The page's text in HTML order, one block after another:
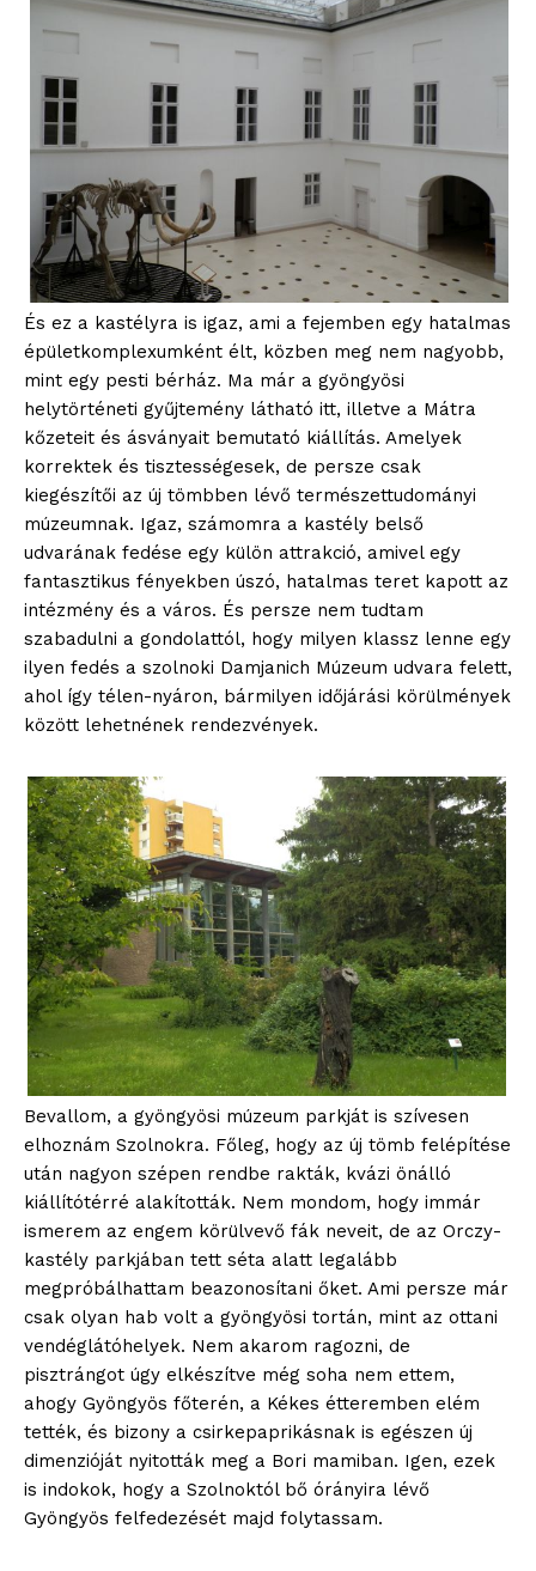
blogSZOLNOK
szubjektív élményportál
ELŐFIZETÉS
Hasznos
bSZ fiók
Előfizetés
Kapcsolat
Adatkezelési tájékoztató
És ez a kastélyra is igaz, ami a fejemben egy hatalmas
épületkomplexumként élt, közben meg nem nagyobb,
mint egy pesti bérház. Ma már a gyöngyösi
helytörténeti gyűjtemény látható itt, illetve a Mátra
kőzeteit és ásványait bemutató kiállítás. Amelyek
korrektek és tisztességesek, de persze csak
kiegészítői az új tömbben lévő természettudományi
múzeumnak. Igaz, számomra a kastély belső
udvarának fedése egy külön attrakció, amivel egy
fantasztikus fényekben úszó, hatalmas teret kapott az
intézmény és a város. És persze nem tudtam
szabadulni a gondolattól, hogy milyen klassz lenne egy
ilyen fedés a szolnoki Damjanich Múzeum udvara felett,
ahol így télen-nyáron, bármilyen időjárási körülmények
között lehetnének rendezvények.
Bevallom, a gyöngyösi múzeum parkját is szívesen
elhoznám Szolnokra. Főleg, hogy az új tömb felépítése
után nagyon szépen rendbe rakták, kvázi önálló
kiállítótérré alakították. Nem mondom, hogy immár
ismerem az engem körülvevő fák neveit, de az Orczy-
kastély parkjában tett séta alatt legalább
megpróbálhattam beazonosítani őket. Ami persze már
csak olyan hab volt a gyöngyösi tortán, mint az ottani
vendéglátóhelyek. Nem akarom ragozni, de
pisztrángot úgy elkészítve még soha nem ettem,
ahogy Gyöngyös főterén, a Kékes étteremben elém
tették, és bizony a csirkepaprikásnak is egészen új
dimenzióját nyitották meg a Bori mamiban. Igen, ezek
is indokok, hogy a Szolnoktól bő órányira lévő
Gyöngyös felfedezését majd folytassam.